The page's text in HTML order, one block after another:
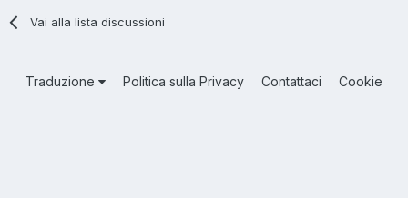
Vai alla lista discussioni
Traduzione Politica sulla Privacy Contattaci Cookie